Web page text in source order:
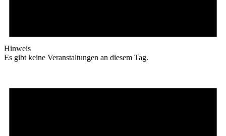
Hinweis
Es gibt keine Veranstaltungen an diesem Tag.